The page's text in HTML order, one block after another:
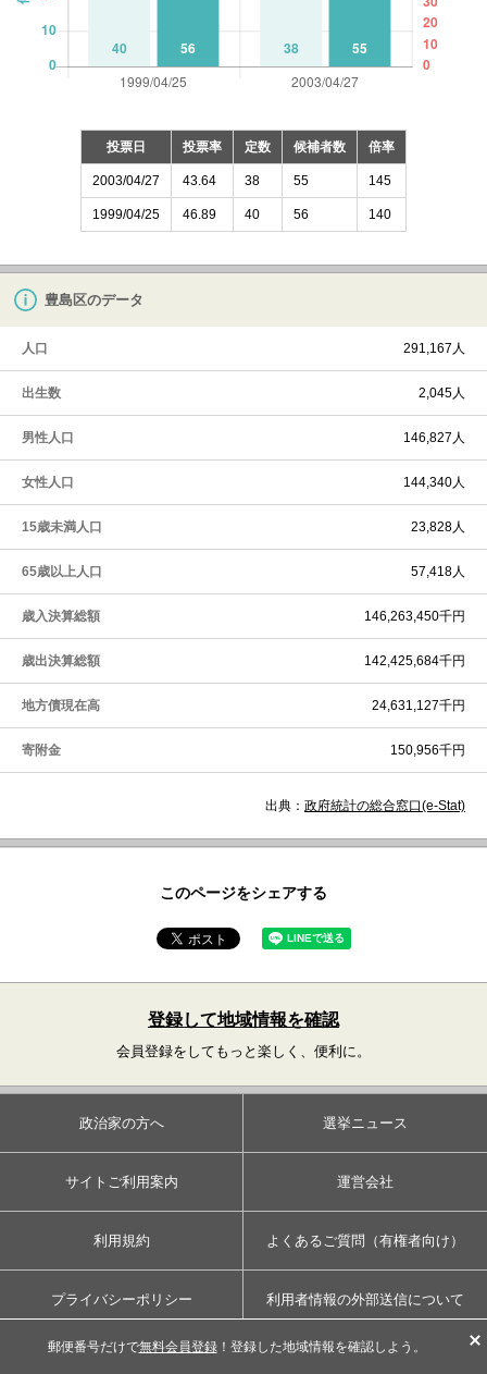
投票日 投票率 定数 候補者数 倍率
2003/04/27 43.64 38 55 145
1999/04/25 46.89 40 56 140
豊島区のデータ
人口 291,167人
出生数 2,045人
男性人口 146,827人
女性人口 144,340人
15歳未満人口 23,828人
65歳以上人口 57,418人
歳入決算総額 146,263,450千円
歳出決算総額 142,425,684千円
地方債現在高 24,631,127千円
寄附金 150,956千円
出典： 政府統計の総合窓口(e-Stat)
このページをシェアする
登録して地域情報を確認
会員登録をしてもっと楽しく、便利に。
政治家の方へ 選挙ニュース
サイトご利用案内 運営会社
利用規約 よくあるご質問（有権者向け）
プライバシーポリシー 利用者情報の外部送信について
お問い合わせ ホーム
郵便番号だけで無料会員登録！登録した地域情報を確認しよう。